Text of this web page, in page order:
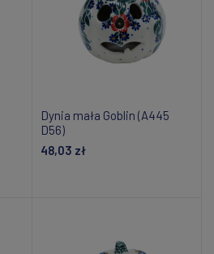
Dynia mała Goblin (A445
D56)
48,03 zł